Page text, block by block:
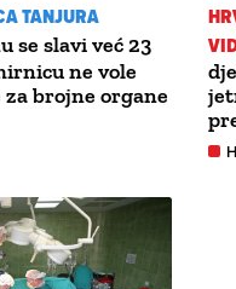
TANJURA
se slavi već 23
ne vole
brojne organe